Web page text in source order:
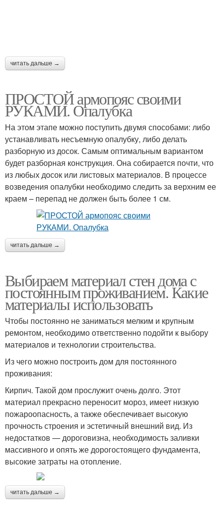
читать дальше →
ПРОСТОЙ армопояс своими
РУКАМИ. Опалубка
На этом этапе можно поступить двумя способами: либо
устанавливать несъемную опалубку, либо делать
разборную из досок. Самым оптимальным вариантом
будет разборная конструкция. Она собирается почти, что
из любых досок или листовых материалов. В процессе
возведения опалубки необходимо следить за верхним ее
краем – перепад не должен быть более 1 см.
читать дальше →
Выбираем материал стен дома с
постоянным проживанием. Какие
материалы использовать
Чтобы постоянно не заниматься мелким и крупным
ремонтом, необходимо ответственно подойти к выбору
материалов и технологии строительства.
Из чего можно построить дом для постоянного
проживания:
Кирпич. Такой дом прослужит очень долго. Этот
материал прекрасно переносит мороз, имеет низкую
пожароопасность, а также обеспечивает высокую
прочность строения и эстетичный внешний вид. Из
недостатков — дороговизна, необходимость заливки
массивного и опять же дорогостоящего фундамента,
высокие затраты на отопление.
читать дальше →